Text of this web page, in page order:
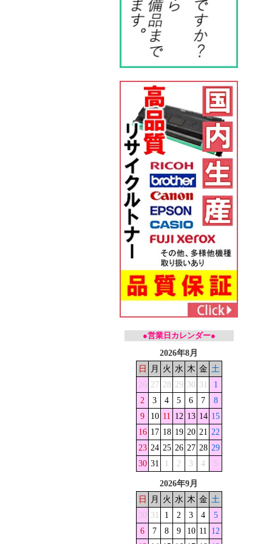
●営業日カレンダー●
2026年8月
日
月 火 水 木 金 土
26 27 28 29 30 31
1
2
3 4 5 6 7
8
9
10 11 12 13 14 15
16 17 18 19 20 21 22
23 24 25 26 27 28 29
30 31 1 2 3 4 5
2026年9月
日
月 火 水 木 金 土
30 31 1 2 3 4
5
6
7 8 9 10 11 12